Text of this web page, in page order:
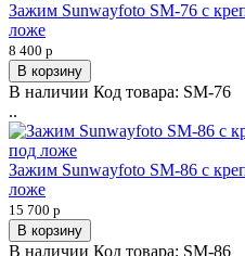
Зажим Sunwayfoto SM-76 с
ложе
8 400 р
В корзину
В наличии Код товара: SM-76
..
Зажим Sunwayfoto SM-86 с
ложе
15 700 р
В корзину
В наличии Код товара: SM-86